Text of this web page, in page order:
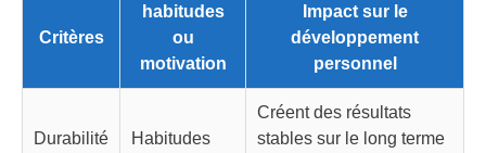
Critères
habitudes
ou
motivation
Impact sur le
développement
personnel
Durabilité Habitudes
Créent des résultats
stables sur le long terme